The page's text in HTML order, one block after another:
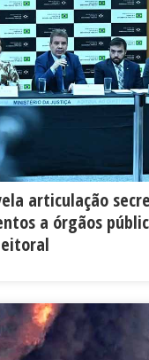
articulação
a órgãos